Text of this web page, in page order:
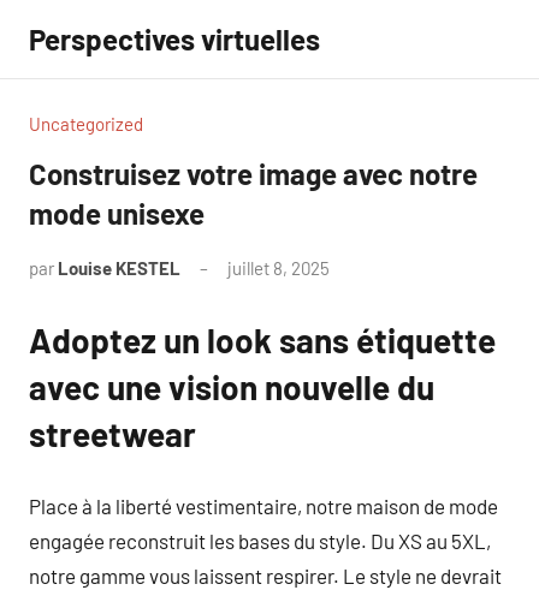
contenu
Perspectives virtuelles
Uncategorized
Construisez votre image avec notre
mode unisexe
par Louise KESTEL juillet 8, 2025
Adoptez un look sans étiquette
avec une vision nouvelle du
streetwear
Place à la liberté vestimentaire, notre maison de mode
engagée reconstruit les bases du style. Du XS au 5XL,
notre gamme vous laissent respirer. Le style ne devrait